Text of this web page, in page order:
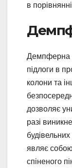
в
Демпферна
підлоги в
колони та
дозволяє
разі
являє
спіненого